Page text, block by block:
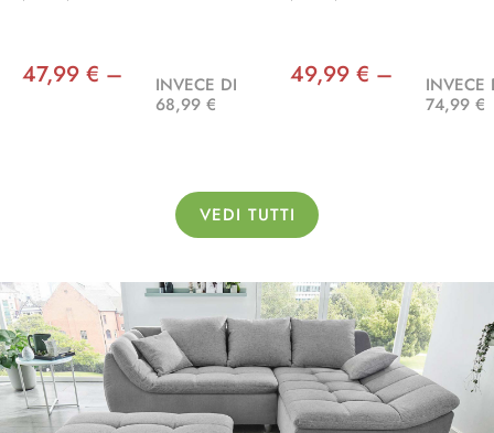
47,99 € –
INVECE DI
68,99 €
49,99 € –
INVECE
74,99 €
VEDI TUTTI